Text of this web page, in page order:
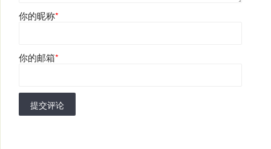
你的昵称*
你的邮箱*
提交评论